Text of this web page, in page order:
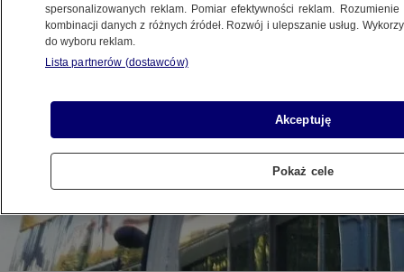
Udostępnij
spersonalizowanych reklam. Pomiar efektywności reklam.
kombinacji danych z różnych źródeł. Rozwój i ulepszanie usług.
do wyboru reklam.
Lista partnerów (dostawców)
Akceptuję
Pokaż cele